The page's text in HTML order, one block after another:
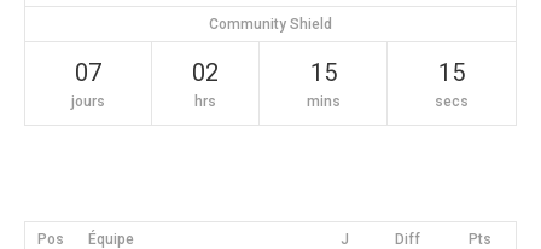
Community Shield
07
jours
02
hrs
15
mins
14
secs
Pos Équipe J Diff Pts